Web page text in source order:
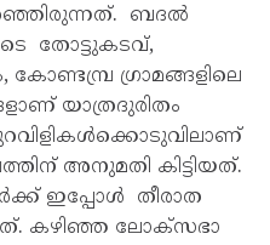
ബദല്‍
തോട്ടുകടവ്,
കോണ്ടമ്പ്ര ഗ്രാമങ്ങളിലെ
യാത്രദുരിതം
അനുമതി കിട്ടിയത്.
ഇപ്പോള്‍ തീരാത
കഴിഞ്ഞ ലോക്സഭാ